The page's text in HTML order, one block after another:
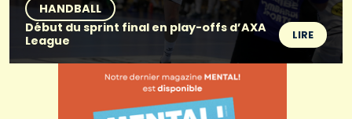
HANDBALL
Début du sprint final en play-offs d’AXA
League
LIRE